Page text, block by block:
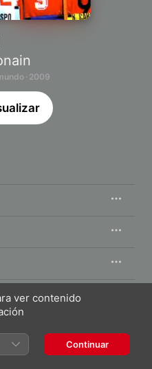
· 2009
Mama
ver contenido
Continuar